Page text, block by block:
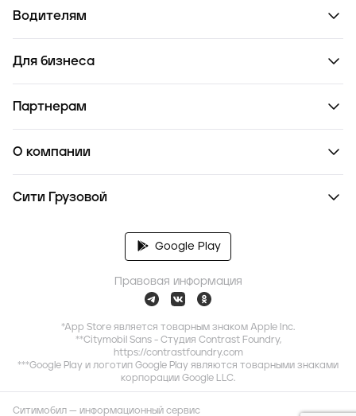
Водителям
Для бизнеса
Партнерам
О компании
Сити Грузовой
Google Play
Правовая информация
*App Store является товарным знаком Apple Inc.
**Citymobil Sans - Студия Contrast Foundry,
https://contrastfoundry.com
***Google Play и логотип Google Play являются товарными знаками
корпорации Google LLC.
Ситимобил — информационный сервис